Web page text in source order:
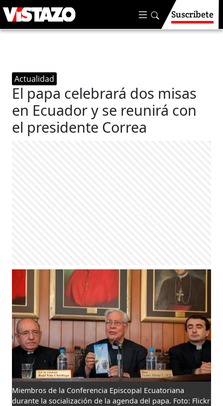
Suscríbete
Actualidad
El papa celebrará dos misas
en Ecuador y se reunirá con
el presidente Correa
Miembros de la Conferencia Episcopal Ecuatoriana
durante la socialización de la agenda del papa. Foto: Flickr